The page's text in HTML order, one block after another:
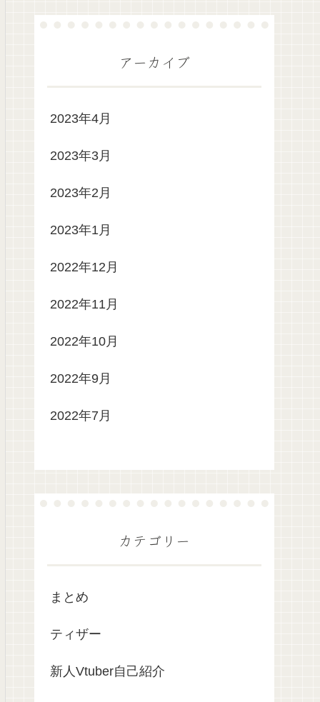
アーカイブ
2023年4月
2023年3月
2023年2月
2023年1月
2022年12月
2022年11月
2022年10月
2022年9月
2022年7月
カテゴリー
まとめ
ティザー
新人Vtuber自己紹介